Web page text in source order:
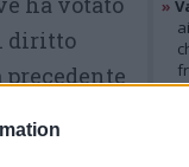
diritto
precedente
»